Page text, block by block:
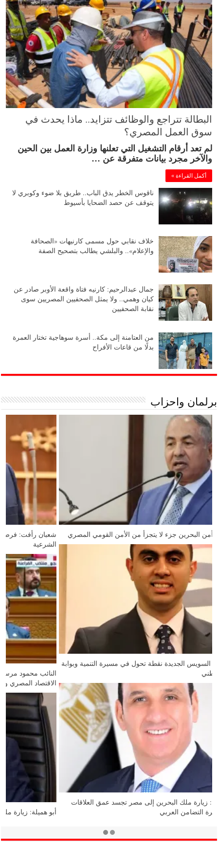
البطالة تتراجع والوظائف تتزايد.. ماذا يحدث في
سوق العمل المصري؟
لم تعد أرقام التشغيل التي تعلنها وزارة العمل بين الحين
والآخر مجرد بيانات متفرقة عن …
أكمل القراءة »
ناقوس الخطر يدق الباب.. طريق بلا ضوء وكوبري لا
يتوقف عن حصد الضحايا بأسيوط
خلاف نقابي حول مسمى كارنيهات «الصحافة
والإعلام».. والبلشي يطالب بتصحيح الصفة
جمال عبدالرحيم: كارنيه فتاة واقعة الأوبر صادر عن
كيان وهمي.. ولا يمثل الصحفيين المصريين سوى
نقابة الصحفيين
من العتامنة إلى مكة.. أسرة سوهاجية تختار العمرة
بدلًا من قاعات الأفراح
برلمان واحزاب
وكيل أول الشيوخ: أمن البحرين جزء لا يتجزأ من الأمن القومي المصري
حسام أشرف: قناة السويس الجديدة نقطة تحول في مسيرة التنمية وبوابة
لتعزيز الاقتصاد الوطني
قيادي بحماة الوطن: زيارة ملك البحرين إلى مصر تجسد عمق العلاقات
الأخوية وتدعم مسيرة التضامن العربي